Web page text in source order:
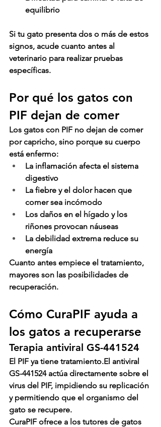
equilibrio
Si tu gato presenta dos o más de estos
signos, acude cuanto antes al
veterinario para realizar pruebas
específicas.
Por qué los gatos con
PIF dejan de comer
Los gatos con PIF no dejan de comer
por capricho, sino porque su cuerpo
está enfermo:
La inflamación afecta el sistema
digestivo
La fiebre y el dolor hacen que
comer sea incómodo
Los daños en el hígado y los
riñones provocan náuseas
La debilidad extrema reduce su
energía
Cuanto antes empiece el tratamiento,
mayores son las posibilidades de
recuperación.
Cómo CuraPIF ayuda a
los gatos a recuperarse
Terapia antiviral GS-441524
El PIF ya tiene tratamiento.El antiviral
GS-441524 actúa directamente sobre el
virus del PIF, impidiendo su replicación
y permitiendo que el organismo del
gato se recupere.
CuraPIF ofrece a los tutores de gatos